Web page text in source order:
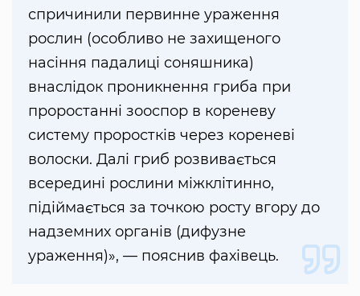
спричинили первинне ураження
рослин (особливо не захищеного
насіння падалиці соняшника)
внаслідок проникнення гриба при
проростанні зооспор в кореневу
систему проростків через кореневі
волоски. Далі гриб розвивається
всередині рослини міжклітинно,
підіймається за точкою росту вгору до
надземних органів (дифузне
ураження)», — пояснив фахівець.